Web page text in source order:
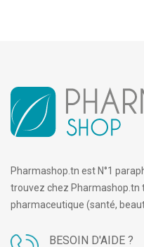
Pharmashop.tn est N°1
trouvez chez Pharmashop.tn
pharmaceutique (santé,
BESOIN D'AIDE ?